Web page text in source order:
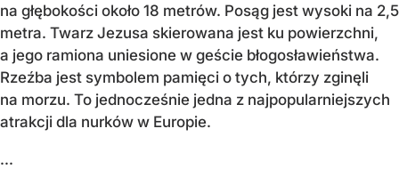
na głębokości około 18 metrów. Posąg jest wysoki na 2,5
metra. Twarz Jezusa skierowana jest ku powierzchni,
a jego ramiona uniesione w geście błogosławieństwa.
Rzeźba jest symbolem pamięci o tych, którzy zginęli
na morzu. To jednocześnie jedna z najpopularniejszych
atrakcji dla nurków w Europie.
...